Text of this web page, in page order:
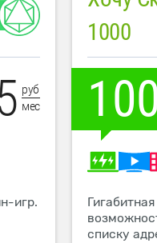
руб
мес
игр.
1000
списку